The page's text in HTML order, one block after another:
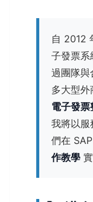
自 2012
子發票系
過團隊與
多大型外
電子發票
我將以服
們在
作教學